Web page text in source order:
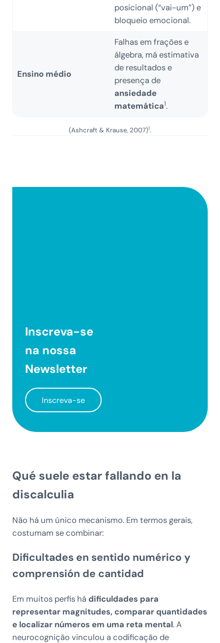
posicional (“vai-um”) e
bloqueio emocional.
Ensino médio
Falhas em frações e
álgebra, má estimativa
de resultados e
presença de
ansiedade
matemática1.
(Ashcraft & Krause, 2007)1.
Inscreva-se
na nossa
Newsletter
Inscreva-se
Qué suele estar fallando en la
discalculia
Não há um único mecanismo. Em termos gerais,
costumam se combinar:
Dificultades en sentido numérico y
comprensión de cantidad
Em muitos perfis há dificuldades para
representar magnitudes, comparar quantidades
e localizar números em uma reta mental. A
neurocognição vinculou a codificação de